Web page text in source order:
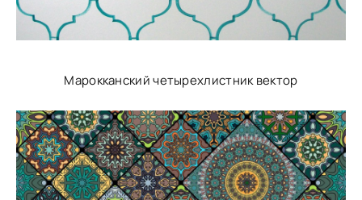
Марокканский четырехлистник вектор